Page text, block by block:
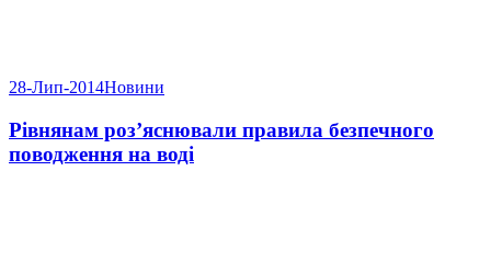
28-Лип-2014Новини
Рівнянам роз’яснювали правила безпечного
поводження на воді